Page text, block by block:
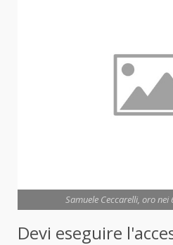
Samuele Ceccarelli, oro nei
Devi eseguire